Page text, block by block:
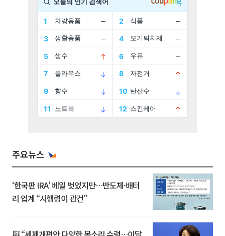
주요뉴스
‘한국판 IRA’ 베일 벗었지만…반도체·배터
리 업계 “시행령이 관건”